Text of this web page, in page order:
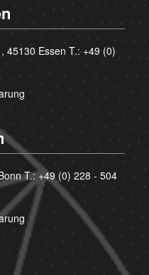
45130 Essen T.: +49 (0)
T.:+49 (0) 228 - 504